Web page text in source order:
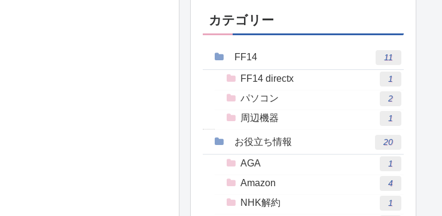
カテゴリー
FF14 11
FF14 directx 1
パソコン 2
周辺機器 1
お役立ち情報 20
AGA 1
Amazon 4
NHK解約 1